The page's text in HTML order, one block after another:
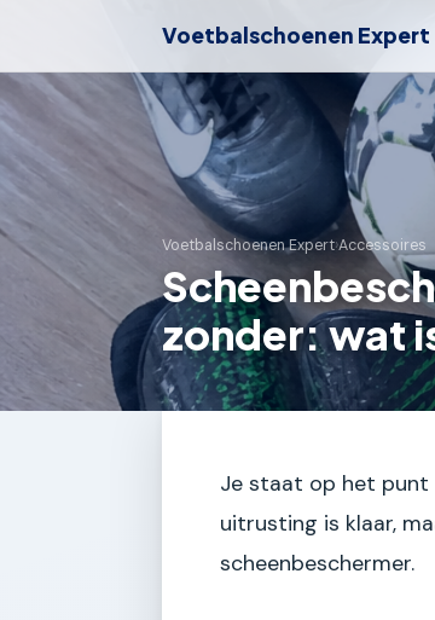
Voetbalschoenen Expert
Voetbalschoenen Expert›Accessoires
zonder: wat
Je staat op het punt
uitrusting is klaar,
scheenbeschermer.